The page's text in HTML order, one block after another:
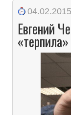
04.02.2015
Евгений
«терпила»